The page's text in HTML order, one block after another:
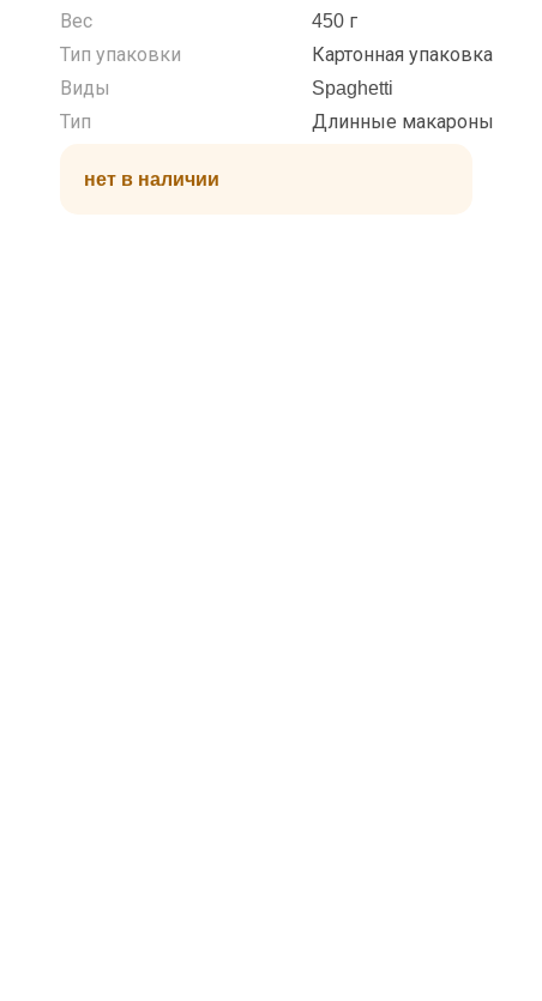
Вес
450 г
Тип упаковки
Картонная упаковка
Виды
Spaghetti
Тип
Длинные макароны
нет в наличии